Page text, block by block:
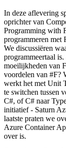
In deze aflevering
oprichter van
Programming with
programmeren met
We discussiëren
programmeertaal
moeilijkheden van
voordelen van #F?
werkt het met Unit
te switchen tussen
C#, of C# naar
initiatief - Saturn
laatste praten we
Azure Container
over is.